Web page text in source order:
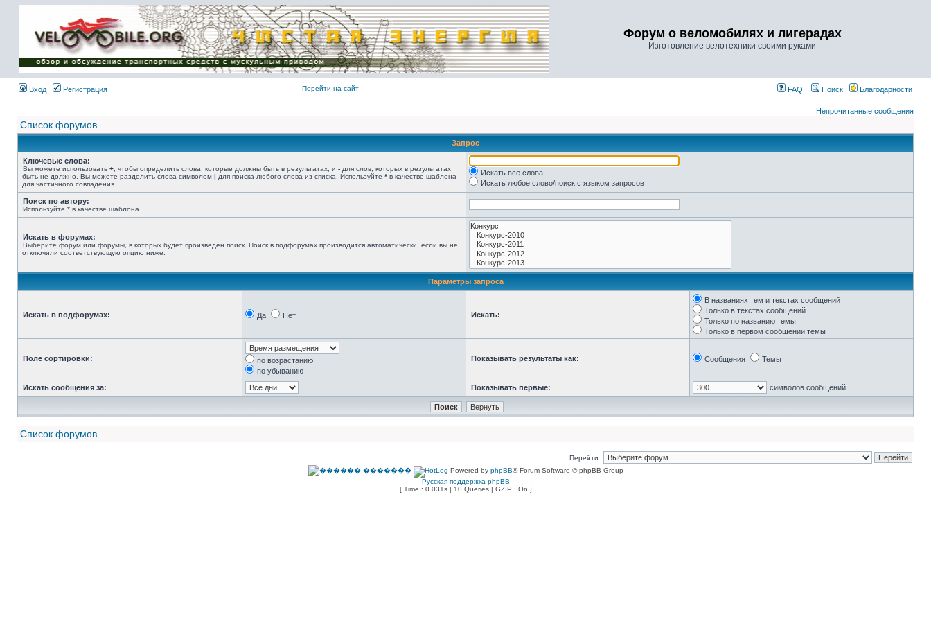
Имя пользователя:
Пароль:
{ LOG_ME_IN_SHORT
}
Форум о веломобилях и лигерадах
Изготовление велотехники своими руками
Вход Регистрация Перейти на сайт FAQ Поиск Благодарности
Непрочитанные сообщения
Список форумов
Запрос
Ключевые слова:
Вы можете использовать + , чтобы определить слова, которые должны быть в результатах, и - для слов, которых в результатах
быть не должно. Вы можете разделить слова символом | для поиска любого слова из списка. Используйте * в качестве шаблона
для частичного совпадения.
Искать все слова
Искать любое слово/поиск с языком запросов
Поиск по автору:
Используйте * в качестве шаблона.
Искать в форумах:
Выберите форум или форумы, в которых будет произведён поиск. Поиск в подфорумах производится автоматически, если вы не
отключили соответствующую опцию ниже.
Параметры запроса
Искать в подфорумах: Да Нет Искать:
В названиях тем и текстах сообщений
Только в текстах сообщений
Только по названию темы
Только в первом сообщении темы
Поле сортировки:
по возрастанию
по убыванию
Показывать результаты как: Сообщения Темы
Искать сообщения за: Показывать первые: символов сообщений
Список форумов
Перейти:
Powered by phpBB® Forum Software © phpBB Group
Русская поддержка phpBB
[ Time : 0.031s | 10 Queries | GZIP : On ]